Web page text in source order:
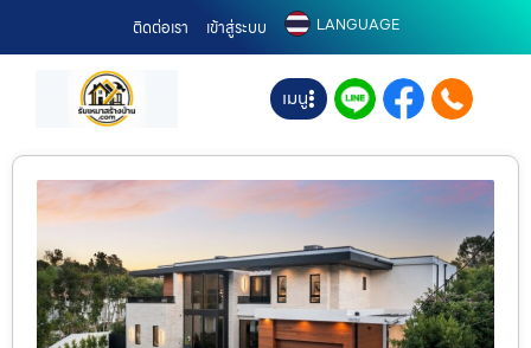
ติดต่อเรา เข้าสู่ระบบ LANGUAGE
เมนู